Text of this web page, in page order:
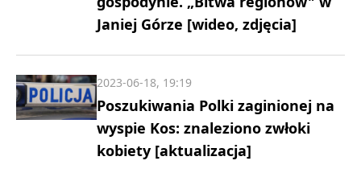
Janiej Górze [wideo, zdjęcia]
Poszukiwania Polki zaginionej na
wyspie Kos: znaleziono zwłoki
kobiety [aktualizacja]
2023-06-18, 19:19